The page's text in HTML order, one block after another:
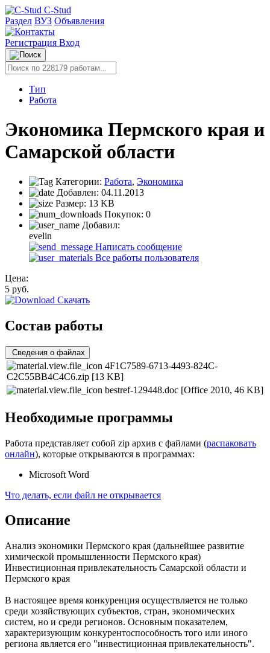
C-Stud
Раздел ВУЗ Объявления
Регистрация Вход
Тип
Работа
Экономика Пермского края и
Самарской области
Категории: Работа, Экономика
Добавлен: 04.11.2013
Размер: 13 KB
Покупок: 0
Добавил:
evelin
Написать сообщение
Все работы пользователя
Цена:
5 руб.
Скачать
Состав работы
Сведения о файлах
4F1C7589-6713-4493-824C-
C2C55BB4C4C6.zip [13 KB]
bestref-129448.doc [Office 2010, 46 KB]
Необходимые программы
Работа представляет собой zip архив с файлами (распаковать
онлайн), которые открываются в программах:
Microsoft Word
Что делать, если файл не открывается
Описание
Анализ экономики Пермского края (дальнейшее развитие
химической промышленности Пермского края)
Инвестиционная привлекательность Самарской области и
Пермского края
В настоящее время конкуренция осуществляется не только
среди хозяйствующих субъектов, стран, экономических
систем, но и среди регионов. Основным показателем,
характеризующим конкурентоспособность того или иного
региона является его "инвестиционная привлекательность".